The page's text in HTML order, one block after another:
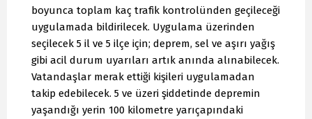
boyunca toplam kaç trafik kontrolünden geçileceği
uygulamada bildirilecek. Uygulama üzerinden
seçilecek 5 il ve 5 ilçe için; deprem, sel ve aşırı yağış
gibi acil durum uyarıları artık anında alınabilecek.
Vatandaşlar merak ettiği kişileri uygulamadan
takip edebilecek. 5 ve üzeri şiddetinde depremin
yaşandığı yerin 100 kilometre yarıçapındaki